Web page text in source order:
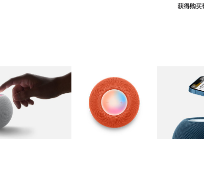
获得购买
图库 图像 图库 图像